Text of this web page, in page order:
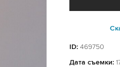
ID: 469750
Дата съемки: